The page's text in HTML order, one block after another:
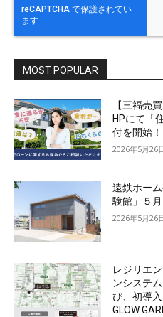
MOST POPULAR
【三福売
HPにて「
付を開始！
2026年5月26
遠鉄ホー
験館」５
2026年5月26
レジリエ
ンシステ
び、初導
GLOW